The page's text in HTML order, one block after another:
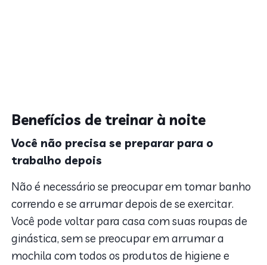
Benefícios de treinar à noite
Você não precisa se preparar para o
trabalho depois
Não é necessário se preocupar em tomar banho
correndo e se arrumar depois de se exercitar.
Você pode voltar para casa com suas roupas de
ginástica, sem se preocupar em arrumar a
mochila com todos os produtos de higiene e